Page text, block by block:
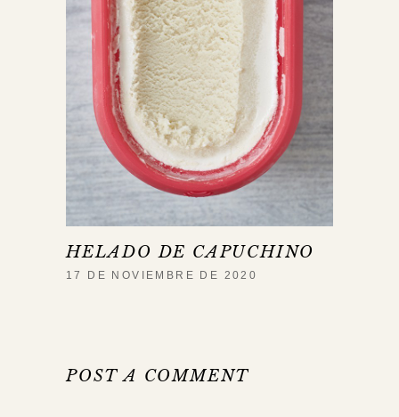
HELADO DE CAPUCHINO
17 DE NOVIEMBRE DE 2020
POST A COMMENT